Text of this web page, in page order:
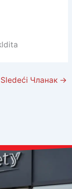
Sledeći Чланак →